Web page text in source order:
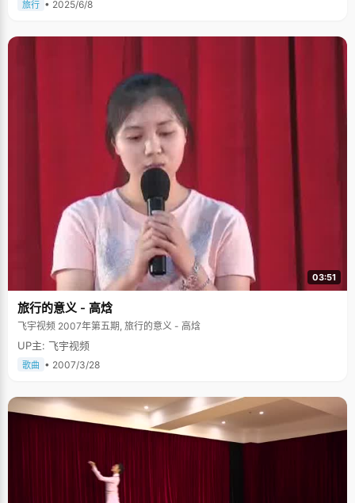
旅行 • 2025/6/8
03:51
旅行的意义 - 高焓
飞宇视频 2007年第五期, 旅行的意义 - 高焓
UP主: 飞宇视频
歌曲 • 2007/3/28